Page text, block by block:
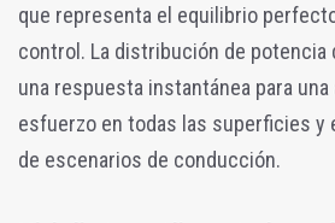
que representa el equilibrio
control. La distribución de potencia
una respuesta instantánea para
esfuerzo en todas las superficies y
de escenarios de conducción.